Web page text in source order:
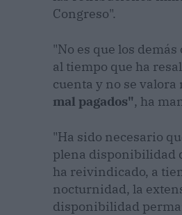
Congreso".
"No es que los
al tiempo que ha
cuenta y no se valora
mal pagados", ha
"Ha sido necesario
plena disponibilidad
ha reivindicado, a
nocturnidad, la
disponibilidad